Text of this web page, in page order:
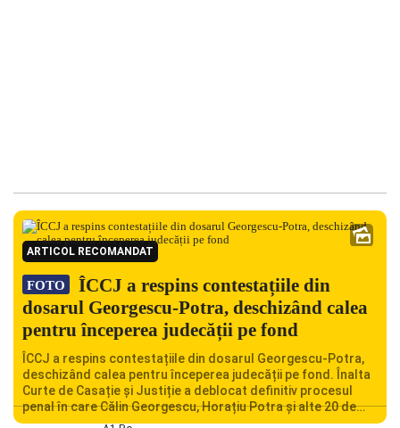
ARTICOL RECOMANDAT
FOTO
ÎCCJ a respins contestațiile din
dosarul Georgescu-Potra, deschizând calea
pentru începerea judecății pe fond
ÎCCJ a respins contestațiile din dosarul Georgescu-Potra,
deschizând calea pentru începerea judecății pe fond. Înalta
Curte de Casație și Justiție a deblocat definitiv procesul
penal în care Călin Georgescu, Horațiu Potra și alte 20 de
persoane sunt acuzați de acțiuni îndreptate împotriva